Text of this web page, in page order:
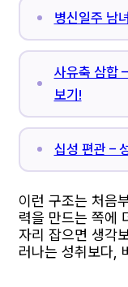
병신일주 남
사유축 삼합
보기!
십성 편관 –
이런 구조는 처음
력을 만드는 쪽에
자리 잡으면 생각
러나는 성취보다,